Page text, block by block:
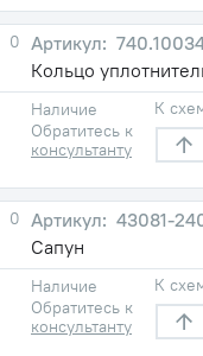
0
Кольцо
Наличие
Обратитесь к
консультанту
К
0
43081-
Сапун
Наличие
Обратитесь к
консультанту
К